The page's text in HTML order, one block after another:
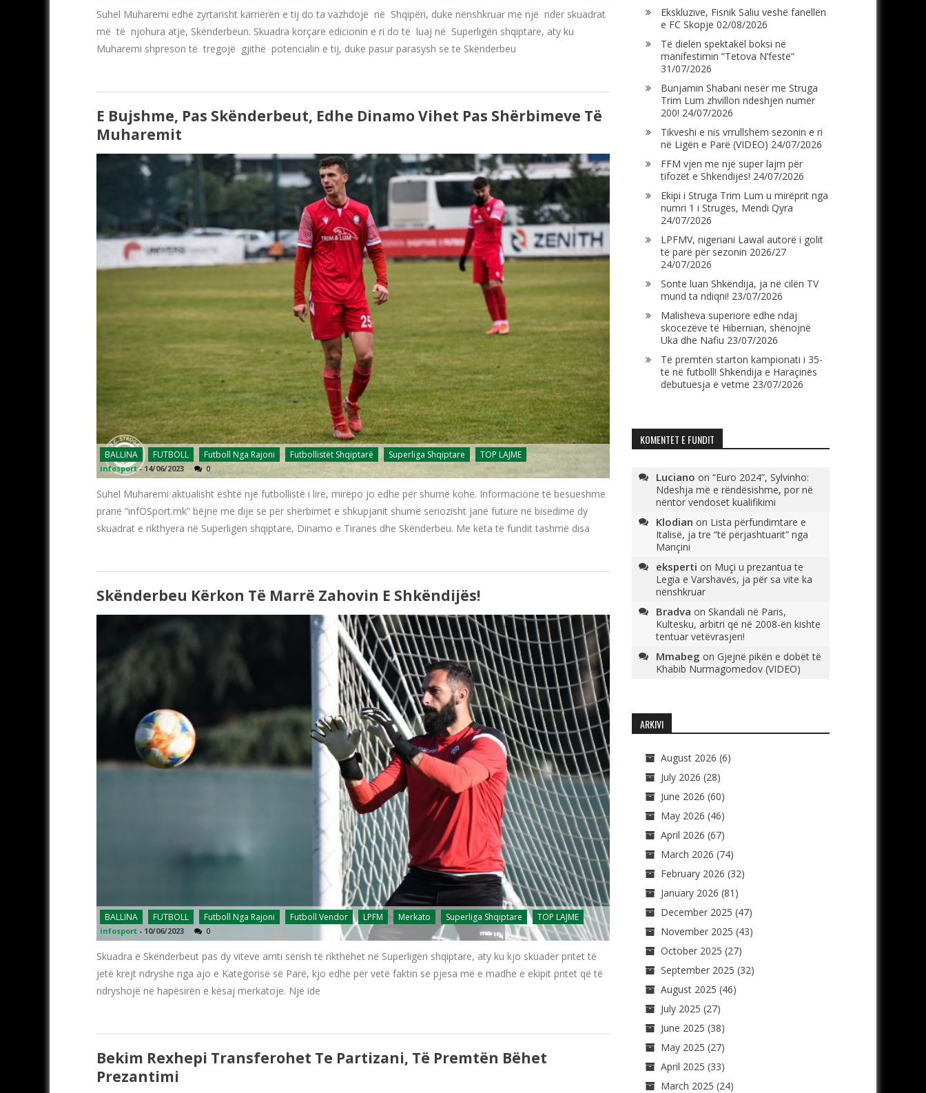
Suhel Muharemi edhe zyrtarisht karrierën e tij do ta vazhdojë në Shqipëri, duke nënshkruar me një ndër skuadrat
më të njohura atje, Skënderbeun. Skuadra korçare edicionin e ri do të luaj në Superligën shqiptare, aty ku
Muharemi shpreson të tregojë gjithë potencialin e tij, duke pasur parasysh se te Skënderbeu
E Bujshme, Pas Skënderbeut, Edhe Dinamo Vihet Pas Shërbimeve Të
Muharemit
BALLINA FUTBOLL Futboll Nga Rajoni Futbollistët Shqiptarë Superliga Shqiptare TOP LAJME
infosport -14/06/2023 0
Suhel Muharemi aktualisht është një futbollistë i lirë, mirëpo jo edhe për shumë kohë. Informacione të besueshme
pranë “infOSport.mk” bëjnë me dije se për shërbimet e shkupjanit shumë seriozisht janë future në bisedime dy
skuadrat e rikthyera në Superligën shqiptare, Dinamo e Tiranës dhe Skënderbeu. Me këta të fundit tashmë disa
Skënderbeu Kërkon Të Marrë Zahovin E Shkëndijës!
BALLINA FUTBOLL Futboll Nga Rajoni Futboll Vendor LPFM Merkato Superliga Shqiptare TOP LAJME
infosport - 10/06/2023 0
Skuadra e Skënderbeut pas dy viteve arriti sërish të rikthehet në Superligën shqiptare, aty ku kjo skuadër pritet të
jetë krejt ndryshe nga ajo e Kategorisë së Parë, kjo edhe për vetë faktin se pjesa më e madhe e ekipit pritet që të
ndryshojë në hapësirën e kësaj merkatoje. Një ide
Bekim Rexhepi Transferohet Te Partizani, Të Premtën Bëhet
Prezantimi
Ekskluzive, Fisnik Saliu veshë fanellën
e FC Skopje 02/08/2026
Të dielën spektakël boksi në
manifestimin “Tetova N’festë”
31/07/2026
Bunjamin Shabani nesër me Struga
Trim Lum zhvillon ndeshjen numër
200! 24/07/2026
Tikveshi e nis vrrullshëm sezonin e ri
në Ligën e Parë (VIDEO) 24/07/2026
FFM vjen me një super lajm për
tifozët e Shkëndijës! 24/07/2026
Ekipi i Struga Trim Lum u mirëprit nga
numri 1 i Strugës, Mendi Qyra
24/07/2026
LPFMV, nigeriani Lawal autorë i golit
të parë për sezonin 2026/27
24/07/2026
Sonte luan Shkëndija, ja në cilën TV
mund ta ndiqni! 23/07/2026
Malisheva superiore edhe ndaj
skocezëve të Hibernian, shënojnë
Uka dhe Nafiu 23/07/2026
Të premtën starton kampionati i 35-
të në futboll! Shkëndija e Haraçinës
debutuesja e vetme 23/07/2026
KOMENTET E FUNDIT
Luciano on “Euro 2024”, Sylvinho:
Ndeshja më e rëndësishme, por në
nëntor vendoset kualifikimi
Klodian on Lista përfundimtare e
Italisë, ja tre “të përjashtuarit” nga
Mançini
eksperti on Muçi u prezantua te
Legia e Varshavës, ja për sa vite ka
nënshkruar
Bradva on Skandali në Paris,
Kultesku, arbitri që në 2008-ën kishte
tentuar vetëvrasjen!
Mmabeg on Gjejnë pikën e dobët të
Khabib Nurmagomedov (VIDEO)
ARKIVI
August 2026 (6)
July 2026 (28)
June 2026 (60)
May 2026 (46)
April 2026 (67)
March 2026 (74)
February 2026 (32)
January 2026 (81)
December 2025 (47)
November 2025 (43)
October 2025 (27)
September 2025 (32)
August 2025 (46)
July 2025 (27)
June 2025 (38)
May 2025 (27)
April 2025 (33)
March 2025 (24)